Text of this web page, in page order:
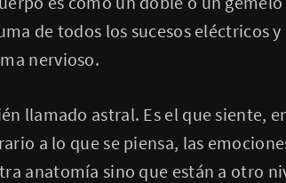
de todos los sucesos eléctricos
nervioso.
llamado astral. Es el que siente,
a lo que se piensa, las
anatomía sino que están a otro